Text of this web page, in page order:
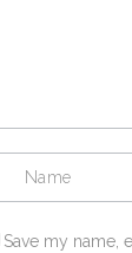
Save my name,